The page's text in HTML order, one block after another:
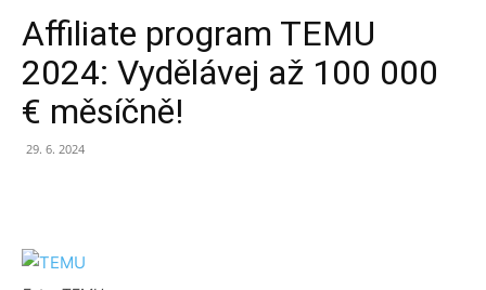
Affiliate program TEMU
2024: Vydělávej až 100 000
€ měsíčně!
29. 6. 2024